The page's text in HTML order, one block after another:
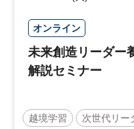
オンライン
未来創造リーダー
解説セミナー
越境学習 次世代リー